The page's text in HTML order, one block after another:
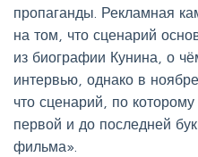
пропаганды. Рекламная
на том, что сценарий
из биографии Кунина, о
интервью, однако в
что сценарий, по
первой и до последней
фильма».